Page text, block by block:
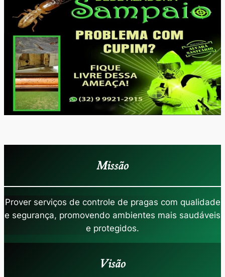
Missão
Prover serviços de controle de pragas com qualidade
e segurança, promovendo ambientes mais saudáveis
e protegidos.
Visão